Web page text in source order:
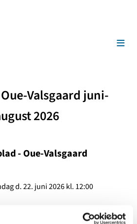
Valsgaard juni-
2026
- Oue-Valsgaard
d. 22. juni 2026 kl. 12:00